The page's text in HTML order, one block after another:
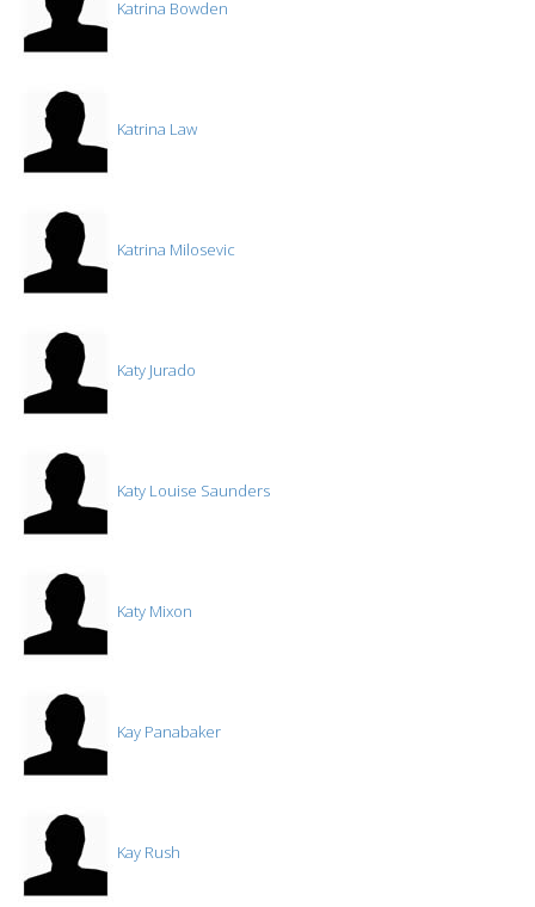
Katrina Bowden
Katrina Law
Katrina Milosevic
Katy Jurado
Katy Louise Saunders
Katy Mixon
Kay Panabaker
Kay Rush